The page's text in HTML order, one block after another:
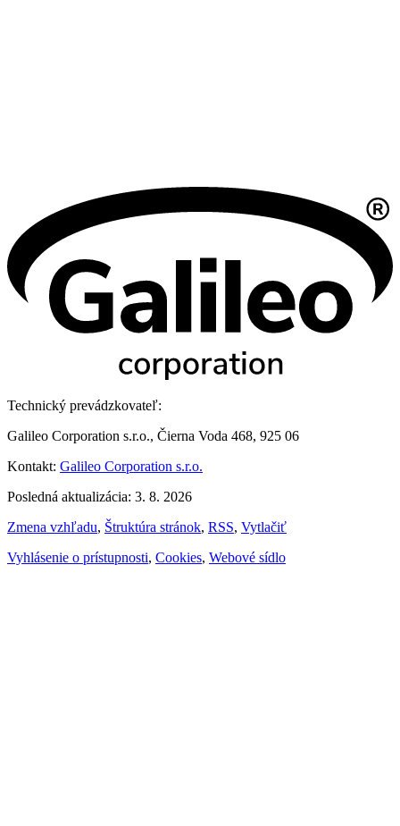
Technický prevádzkovateľ:
Galileo Corporation s.r.o., Čierna Voda 468, 925 06
Kontakt: Galileo Corporation s.r.o.
Posledná aktualizácia: 3. 8. 2026
Zmena vzhľadu, Štruktúra stránok, RSS, Vytlačiť
Vyhlásenie o prístupnosti, Cookies, Webové sídlo